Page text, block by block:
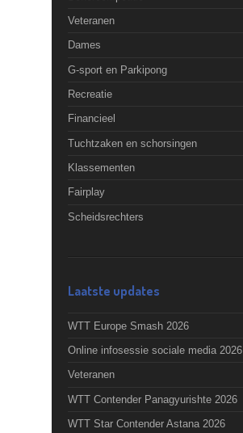
Veteranen
Dames
G-sport en Parkipong
Recreatie
Financieel
Tuchtzaken en schorsingen
Klassementen
Fairplay
Scheidsrechters
Laatste updates
WTT Europe Smash 2026
Online infosessie sociale media 2026
Veteranen
WTT Contender Panagyurishte 2026
WTT Star Contender Astana 2026